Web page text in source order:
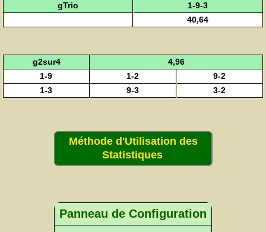
gTrio
1-9-3
40,64
g2sur4
4,96
1-9
1-2
9-2
1-3
9-3 3-2
Méthode d'Utilisation des
Statistiques
Panneau de Configuration